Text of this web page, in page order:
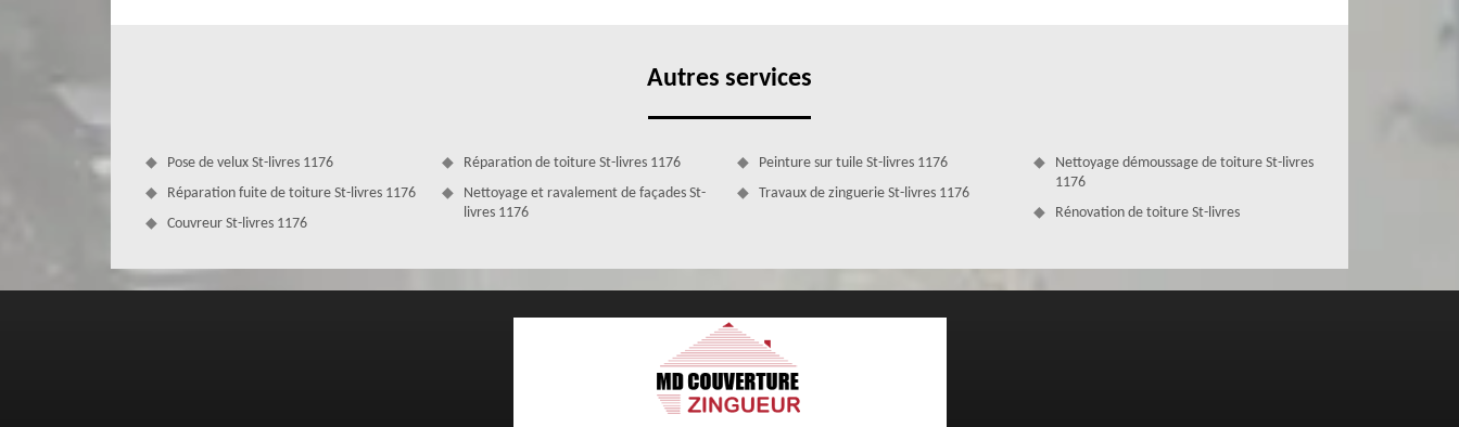
Couvreur changement et pose de gouttière pas cher à St-livres
Autres services
Pose de velux St-livres 1176
Réparation fuite de toiture St-livres 1176
Couvreur St-livres 1176
Réparation de toiture St-livres 1176
Nettoyage et ravalement de façades St-
livres 1176
Peinture sur tuile St-livres 1176
Travaux de zinguerie St-livres 1176
Nettoyage démoussage de toiture St-livres
1176
Rénovation de toiture St-livres